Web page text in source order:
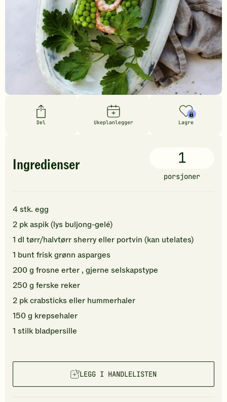
Del Ukeplanlegger Lagre
Ingredienser 1
porsjoner
4stk. egg
2 pkaspik (lys buljong-gelé)
1 dl tørr/halvtørrsherryeller portvin (kan utelates)
1 buntfrisk grønn asparges
200g frosne erter , gjerne selskapstype
250g ferske reker
2 pkcrabsticks eller hummerhaler
150g krepsehaler
1 stilk bladpersille
LEGG I HANDLELISTEN